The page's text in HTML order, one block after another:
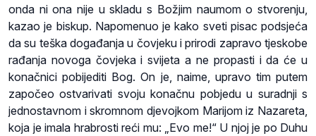
onda ni ona nije u skladu s Božjim naumom o stvorenju,
kazao je biskup. Napomenuo je kako sveti pisac podsjeća
da su teška događanja u čovjeku i prirodi zapravo tjeskobe
rađanja novoga čovjeka i svijeta a ne propasti i da će u
konačnici pobijediti Bog. On je, naime, upravo tim putem
započeo ostvarivati svoju konačnu pobjedu u suradnji s
jednostavnom i skromnom djevojkom Marijom iz Nazareta,
koja je imala hrabrosti reći mu: „Evo me!“ U njoj je po Duhu